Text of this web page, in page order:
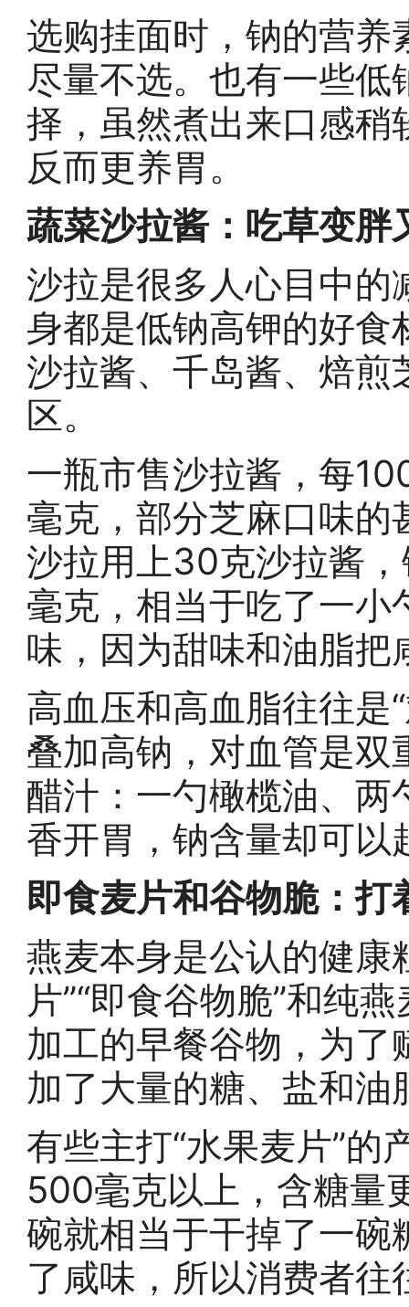
选购挂面时，钠的营
尽量不选。也有一些低
择，虽然煮出来口感
反而更养胃。
蔬菜沙拉酱：吃草变胖
沙拉是很多人心目中
身都是低钠高钾的好
沙拉酱、千岛酱、焙
区。
一瓶市售沙拉酱，每
毫克，部分芝麻口味
沙拉用上30克沙拉酱
毫克，相当于吃了一
味，因为甜味和油脂把
高血压和高血脂往往是
叠加高钠，对血管是
醋汁：一勺橄榄油、
香开胃，钠含量却可以
即食麦片和谷物脆：
燕麦本身是公认的健康
片”“即食谷物脆”和纯
加工的早餐谷物，为
加了大量的糖、盐和油
有些主打“水果麦片”的
500毫克以上，含糖量
碗就相当于干掉了一
了咸味，所以消费者往